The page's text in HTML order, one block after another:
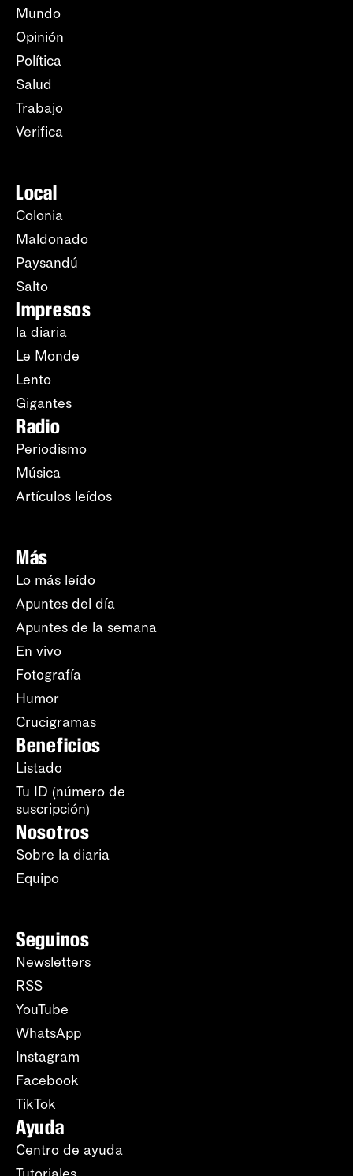
Mundo
Opinión
Política
Salud
Trabajo
Verifica
Local
Colonia
Maldonado
Paysandú
Salto
Impresos
la diaria
Le Monde
Lento
Gigantes
Radio
Periodismo
Música
Artículos leídos
Más
Lo más leído
Apuntes del día
Apuntes de la semana
En vivo
Fotografía
Humor
Crucigramas
Beneficios
Listado
Tu ID (número de
suscripción)
Nosotros
Sobre la diaria
Equipo
Seguinos
Newsletters
RSS
YouTube
WhatsApp
Instagram
Facebook
TikTok
Ayuda
Centro de ayuda